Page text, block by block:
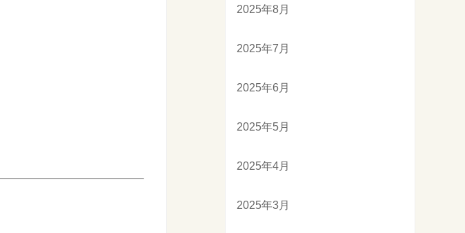
2025年8月
2025年7月
2025年6月
2025年5月
2025年4月
2025年3月